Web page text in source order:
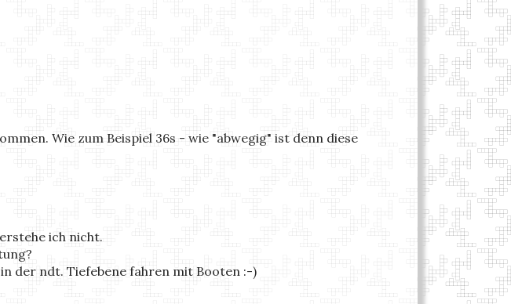
Wie zum Beispiel 36s - wie "abwegig" ist denn diese
ich nicht.
der ndt. Tiefebene fahren mit Booten :-)